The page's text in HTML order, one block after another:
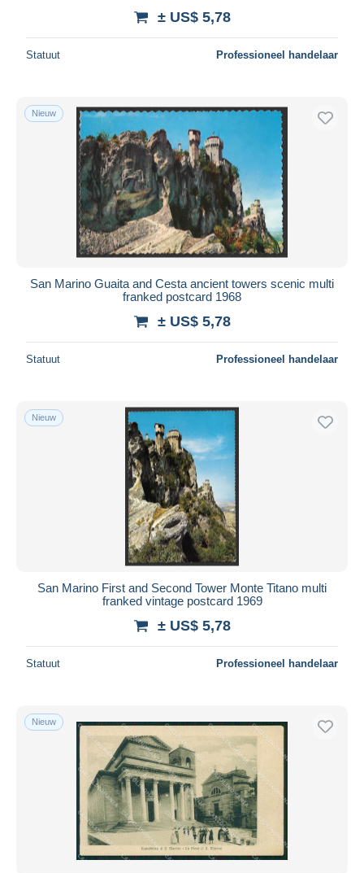
± US$ 5,78
Statuut Professioneel handelaar
Nieuw
San Marino Guaita and Cesta ancient towers scenic multi
franked postcard 1968
± US$ 5,78
Statuut Professioneel handelaar
Nieuw
San Marino First and Second Tower Monte Titano multi
franked vintage postcard 1969
± US$ 5,78
Statuut Professioneel handelaar
Nieuw